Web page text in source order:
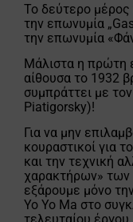
Το δεύτερο μέρος
την επωνυμία
την επωνυμία
Μάλιστα η πρώτη
αίθουσα το 1932
συμπράττει με
Piatigorsky)!
Για να μην
κουραστικοί για
και την τεχνική
χαρακτήρων» των
εξάρουμε μόνο
Yo Yo Ma στο